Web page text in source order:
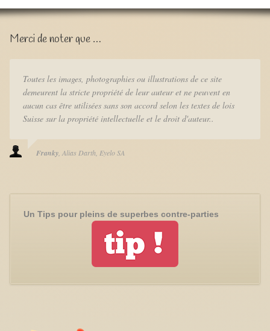
Merci de noter que …
Toutes les images, photographies ou illustrations de ce site
demeurent la stricte propriété de leur auteur et ne peuvent en
aucun cas être utilisées sans son accord selon les textes de lois
Suisse sur la propriété intellectuelle et le droit d'auteur..
Franky Alias Darth Eyelo SA
Un Tips pour pleins de superbes contre-parties